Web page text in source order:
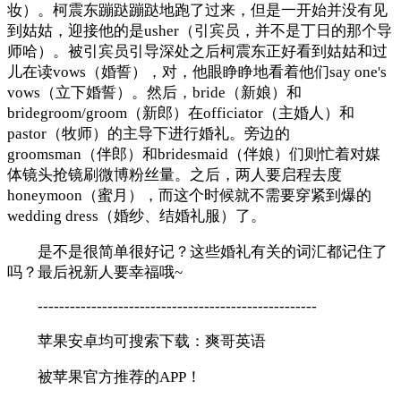
妆）。柯震东蹦跶蹦跶地跑了过来，但是一开始并没有见
到姑姑，迎接他的是usher（引宾员，并不是丁日的那个导
师哈）。被引宾员引导深处之后柯震东正好看到姑姑和过
儿在读vows（婚誓），对，他眼睁睁地看着他们say one's
vows（立下婚誓）。然后，bride（新娘）和
bridegroom/groom（新郎）在officiator（主婚人）和
pastor（牧师）的主导下进行婚礼。旁边的
groomsman（伴郎）和bridesmaid（伴娘）们则忙着对媒
体镜头抢镜刷微博粉丝量。之后，两人要启程去度
honeymoon（蜜月），而这个时候就不需要穿紧到爆的
wedding dress（婚纱、结婚礼服）了。
是不是很简单很好记？这些婚礼有关的词汇都记住了
吗？最后祝新人要幸福哦~
----------------------------------------------------
苹果安卓均可搜索下载：爽哥英语
被苹果官方推荐的APP！